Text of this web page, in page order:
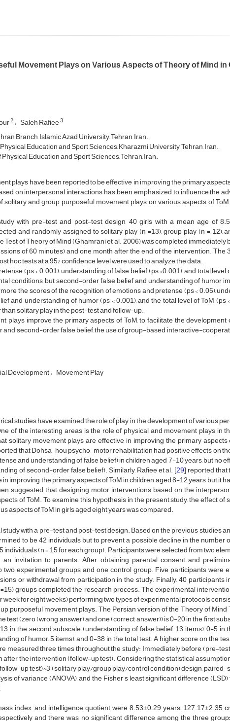
Movement Plays on Various Aspects of Theory of Mind in
2 Saleh Rafiee3
Branch, Islamic Azad University, Tehran, Iran.
Education and Sport Sciences, Kharazmi University, Tehran, Iran.
Education and Sport Sciences, Tehran, Iran.
plays have been reported to be effective in improving the primary
on interpersonal interactions has been emphasized to influence the
solitary and group purposeful movement plays on various aspects of
with pre-test and post-test design, 40 girls with a mean age of
and randomly assigned to solitary play (n =13), group play (n = 12),
of Theory of Mind (Ghamrani et al., 2006) was completed immediately
of 60 minutes) and one month after the end of the intervention. The
hoc tests at a 95% confidence level were used to analyze the data.
(ps < 0.001), understanding of false belief (ps <0.001), and total level
conditions, but second-order false belief and understanding of humor
the scores of the recognition of emotions and pretense (ps < 0.05),
and understanding of humor (ps < 0.001), and the total level of ToM (ps
solitary play in the post-test and follow-up.
plays improve the primary aspects of ToM, to facilitate the
and second-order false belief, the use of group-based interactive-
Development Movement Play
studies have examined the role of play in the development of various
of the interesting areas is the role of physical and movement plays in
solitary movement plays are effective in improving the primary
that Dohsa-hou psycho-motor rehabilitation had positive effects on
and understanding of false belief) in children aged 7-10 years, but no
of second-order false belief). Similarly, Rafiee et al. [29] reported
improving the primary aspects of ToM in children aged 8-12 years, but it
suggested that designing motor interventions based on the
of ToM. To examine this hypothesis in the present study, the effect of
aspects of ToM in girls aged eight years was compared.
with a pre-test and post-test design. Based on the previous studies
to be 42 individuals but to prevent a possible decline in the number
individuals (n = 15 for each group). Participants were selected from two
invitation to parents. After obtaining parental consent and
experimental groups and one control group. Five participants were
or withdrawal from participation in the study. Finally, 40 participants
groups completed the research process. The experimental
for eight weeks) performing two types of experimental protocols
purposeful movement plays. The Persian version of the Theory of Mind
test (zero (wrong answer) and one (correct answer)) is 0-20 in the first
in the second subscale (understanding of false belief, 13 items), 0-5 in
of humor, 5 items), and 0-38 in the total test. A higher score on the
measured three times throughout the study: Immediately before (pre-
the intervention (follow-up test). Considering the statistical
up test)×3 (solitary play/group play/control condition) design, paired-
of variance (ANOVA), and the Fisher’s least significant difference
index, and intelligence quotient were 8.53±0.29 years, 127.17±2.35
and there was no significant difference among the three